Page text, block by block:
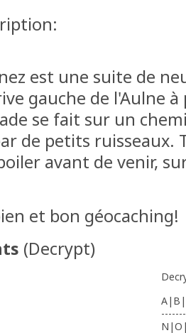
est une suite de
gauche de l'Aulne
se fait sur un
de petits ruisseaux.
avant de venir,
et bon géocaching!
(Decrypt)